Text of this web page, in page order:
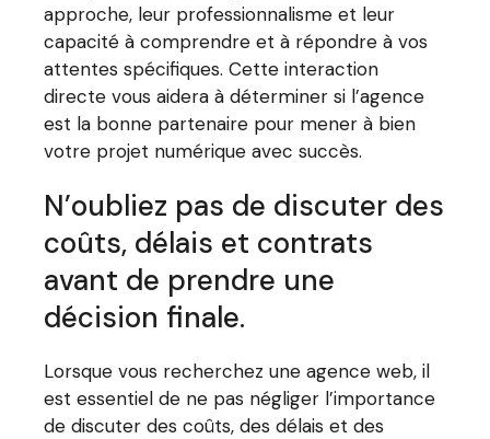
approche, leur professionnalisme et leur
capacité à comprendre et à répondre à vos
attentes spécifiques. Cette interaction
directe vous aidera à déterminer si l’agence
est la bonne partenaire pour mener à bien
votre projet numérique avec succès.
N’oubliez pas de discuter des
coûts, délais et contrats
avant de prendre une
décision finale.
Lorsque vous recherchez une agence web, il
est essentiel de ne pas négliger l’importance
de discuter des coûts, des délais et des